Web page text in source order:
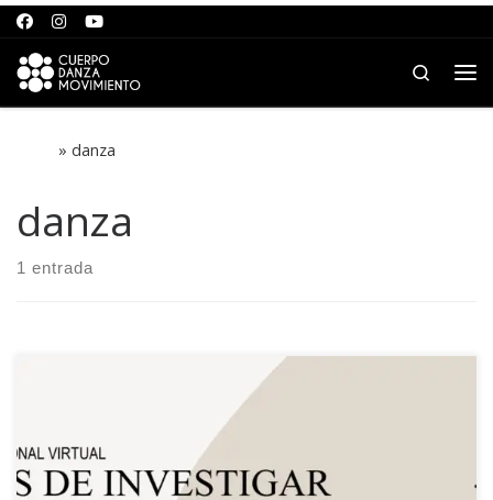
Saltar al contenido
Search
» danza
danza
1 entrada